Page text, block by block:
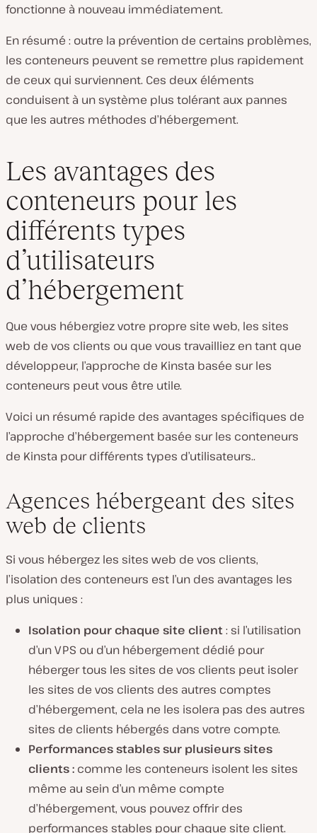
fonctionne à nouveau immédiatement.
En résumé : outre la prévention de certains problèmes,
les conteneurs peuvent se remettre plus rapidement
de ceux qui surviennent. Ces deux éléments
conduisent à un système plus tolérant aux pannes
que les autres méthodes d’hébergement.
Les avantages des
conteneurs pour les
différents types
d’utilisateurs
d’hébergement
Que vous hébergiez votre propre site web, les sites
web de vos clients ou que vous travailliez en tant que
développeur, l’approche de Kinsta basée sur les
conteneurs peut vous être utile.
Voici un résumé rapide des avantages spécifiques de
l’approche d’hébergement basée sur les conteneurs
de Kinsta pour différents types d’utilisateurs..
Agences hébergeant des sites
web de clients
Si vous hébergez les sites web de vos clients,
l’isolation des conteneurs est l’un des avantages les
plus uniques :
Isolation pour chaque site client: si l’utilisation
d’un VPS ou d’un hébergement dédié pour
héberger tous les sites de vos clients peut isoler
les sites de vos clients des autres comptes
d’hébergement, cela ne les isolera pas des autres
sites de clients hébergés dans votre compte.
Performances stables sur plusieurs sites
clients : comme les conteneurs isolent les sites
même au sein d’un même compte
d’hébergement, vous pouvez offrir des
performances stables pour chaque site client.